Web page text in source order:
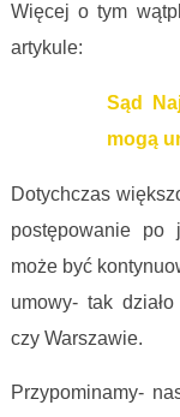
Więcej o tym
artykule:
Sąd
mogą
Dotychczas
postępowanie po
może być
umowy- tak
czy Warszawie.
Przypominamy-